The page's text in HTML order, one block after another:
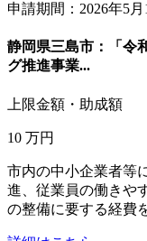
申請期間：2026年5月
静岡県三島市：「令
グ推進事業...
上限金額・助成額
10 万円
市内の中小企業者等
進、従業員の働きや
の整備に要する経費